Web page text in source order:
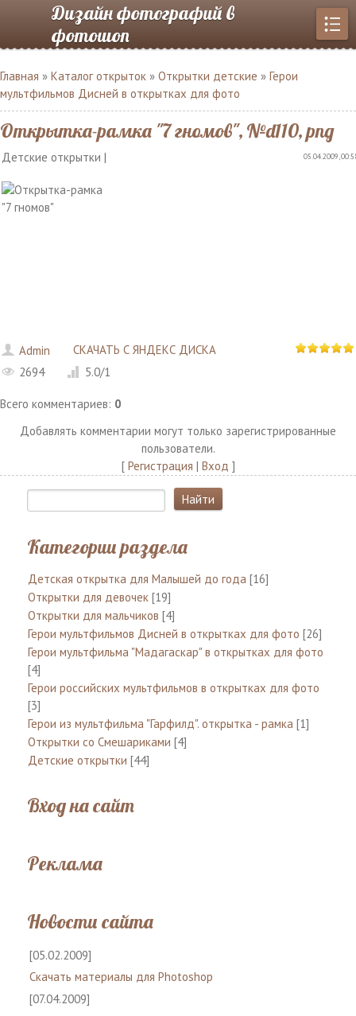
Дизайн фотографий в
фотошоп
Главная » Каталог открыток » Открытки детские » Герои
мультфильмов Дисней в открытках для фото
Открытка-рамка "7 гномов", №d110, png
Детские открытки | 05.04.2009,
Admin
СКАЧАТЬ С ЯНДЕКС ДИСКА
2694
5.0/1
Всего комментариев: 0
Добавлять комментарии могут только зарегистрированные
пользователи.
[ Регистрация | Вход ]
Категории раздела
Детская открытка для Малышей до года [16]
Открытки для девочек [19]
Открытки для мальчиков [4]
Герои мультфильмов Дисней в открытках для фото [26]
Герои мультфильма "Мадагаскар" в открытках для фото
[4]
Герои российских мультфильмов в открытках для фото
[3]
Герои из мультфильма "Гарфилд". открытка - рамка [1]
Открытки со Смешариками [4]
Детские открытки [44]
Вход на сайт
Реклама
Новости сайта
[05.02.2009]
Скачать материалы для Photoshop
[07.04.2009]